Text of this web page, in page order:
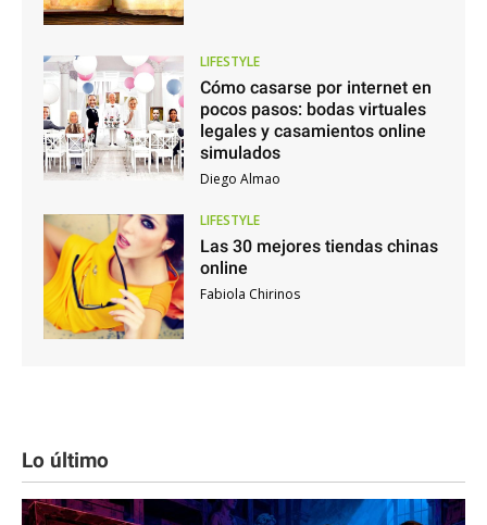
LIFESTYLE
Cómo casarse por internet en
pocos pasos: bodas virtuales
legales y casamientos online
simulados
Diego Almao
LIFESTYLE
Las 30 mejores tiendas chinas
online
Fabiola Chirinos
Lo último